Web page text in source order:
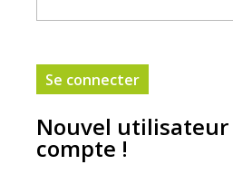
Nouvel utilisateur
compte !